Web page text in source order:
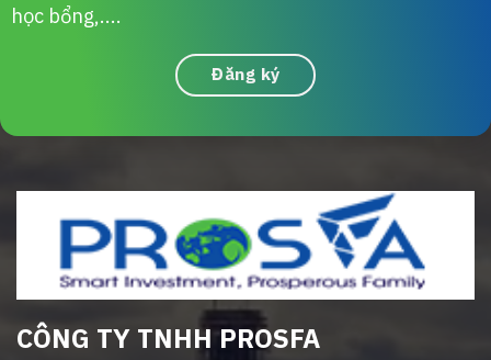
học bổng,....
Đăng ký
CÔNG TY TNHH PROSFA